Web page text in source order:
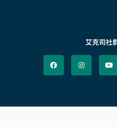
艾克司社
a
c
e
b
n
s
t
a
m
o
u
u